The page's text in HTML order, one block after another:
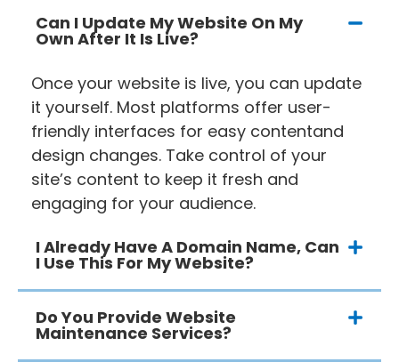
Can I Update My Website On My
Own After It Is Live?
Once your website is live, you can update
it yourself. Most platforms offer user-
friendly interfaces for easy contentand
design changes. Take control of your
site’s content to keep it fresh and
engaging for your audience.
I Already Have A Domain Name, Can
I Use This For My Website?
Do You Provide Website
Maintenance Services?